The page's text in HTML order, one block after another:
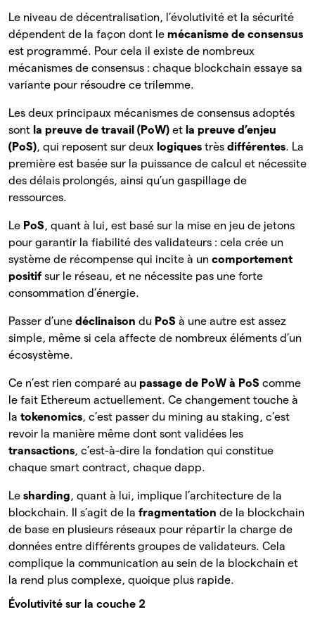
Le niveau de décentralisation, l’évolutivité et la sécurité
dépendent de la façon dont le mécanisme de consensus
est programmé. Pour cela il existe de nombreux
mécanismes de consensus : chaque blockchain essaye sa
variante pour résoudre ce trilemme.
Les deux principaux mécanismes de consensus adoptés
sont la preuve de travail (PoW) et la preuve d’enjeu
(PoS), qui reposent sur deux logiques très différentes. La
première est basée sur la puissance de calcul et nécessite
des délais prolongés, ainsi qu’un gaspillage de
ressources.
Le PoS, quant à lui, est basé sur la mise en jeu de jetons
pour garantir la fiabilité des validateurs : cela crée un
système de récompense qui incite à un comportement
positif sur le réseau, et ne nécessite pas une forte
consommation d’énergie.
Passer d’une déclinaison du PoS à une autre est assez
simple, même si cela affecte de nombreux éléments d’un
écosystème.
Ce n’est rien comparé au passage de PoW à PoS comme
le fait Ethereum actuellement. Ce changement touche à
la tokenomics, c’est passer du mining au staking, c’est
revoir la manière même dont sont validées les
transactions, c’est-à-dire la fondation qui constitue
chaque smart contract, chaque dapp.
Le sharding, quant à lui, implique l’architecture de la
blockchain. Il s’agit de la fragmentation de la blockchain
de base en plusieurs réseaux pour répartir la charge de
données entre différents groupes de validateurs. Cela
complique la communication au sein de la blockchain et
la rend plus complexe, quoique plus rapide.
Évolutivité sur la couche 2